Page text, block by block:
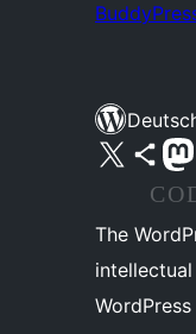
Unser X-Konto (früher
UnserUnser
The